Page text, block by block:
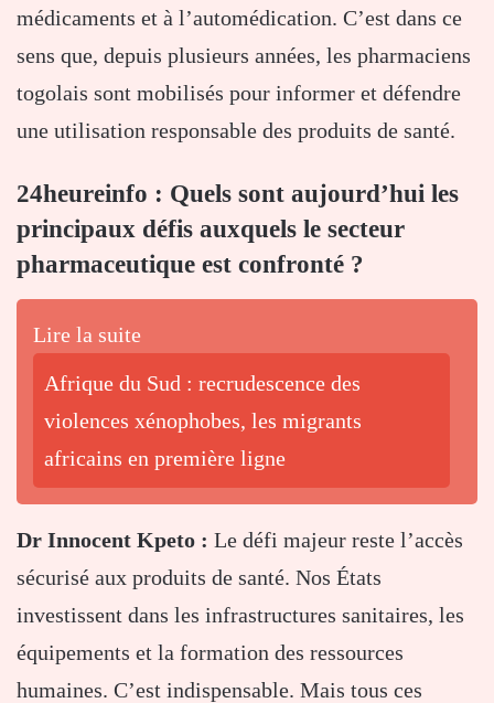
médicaments et à l’automédication. C’est dans ce
sens que, depuis plusieurs années, les pharmaciens
togolais sont mobilisés pour informer et défendre
une utilisation responsable des produits de santé.
24heureinfo : Quels sont aujourd’hui les
principaux défis auxquels le secteur
pharmaceutique est confronté ?
Lire la suite
Afrique du Sud : recrudescence des
violences xénophobes, les migrants
africains en première ligne
Dr Innocent Kpeto : Le défi majeur reste l’accès
sécurisé aux produits de santé. Nos États
investissent dans les infrastructures sanitaires, les
équipements et la formation des ressources
humaines. C’est indispensable. Mais tous ces